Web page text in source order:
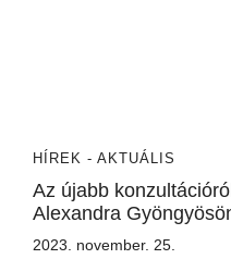
HÍREK - AKTUÁLIS
Az újabb
Alexandra
2023. november. 25.